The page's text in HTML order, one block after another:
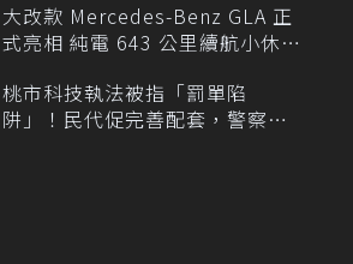
大改款 Mercedes-Benz GLA 正
式亮相 純電 643 公里續航小休
桃市科技執法被指「罰單陷
阱」！民代促完善配套，警察局